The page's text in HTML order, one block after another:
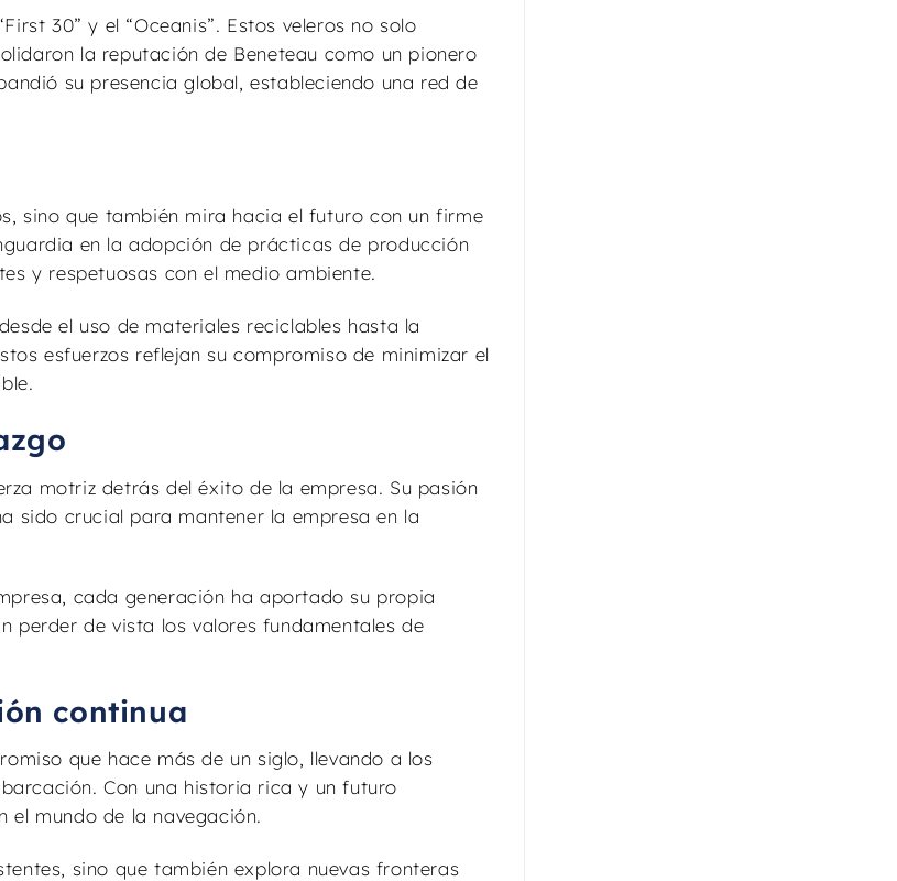
30” y el “Oceanis”. Estos veleros no solo
la reputación de Beneteau como un pionero
su presencia global, estableciendo una red de
sino que también mira hacia el futuro con un firme
en la adopción de prácticas de producción
y respetuosas con el medio ambiente.
el uso de materiales reciclables hasta la
esfuerzos reflejan su compromiso de minimizar el
motriz detrás del éxito de la empresa. Su pasión
sido crucial para mantener la empresa en la
cada generación ha aportado su propia
perder de vista los valores fundamentales de
continua
que hace más de un siglo, llevando a los
Con una historia rica y un futuro
el mundo de la navegación.
sino que también explora nuevas fronteras